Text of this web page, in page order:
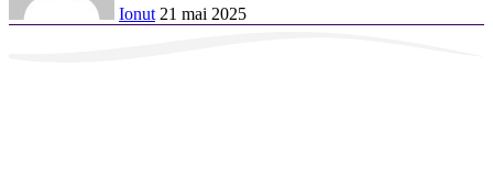
Ionut 21 mai 2025